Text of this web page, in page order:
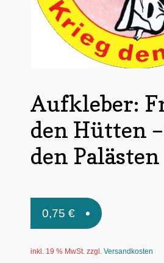
*Postkarten
Regional
Bücher
Produkte nach Themen
Gummiertes Papier
Aufkleber:
den Hütten
den Palästen
0,75 €
inkl. 19 % MwSt. zzgl. Versandkosten